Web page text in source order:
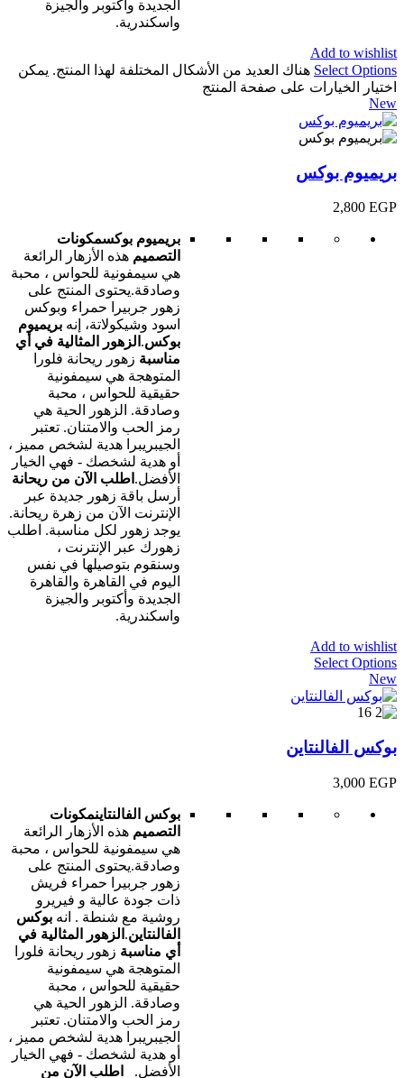
الجديدة وأكتوبر والجيزة
واسكندرية.
Add to wishlist
Select Options هناك العديد من الأشكال المختلفة لهذا المنتج. يمكن
اختيار الخيارات على صفحة المنتج
New
بريميوم بوكس
2,800 EGP
بريميوم بوكسمكونات
التصميم هذه الأزهار الرائعة
هي سيمفونية للحواس ، محبة
وصادقة.يحتوى المنتج على
زهور جربيرا حمراء وبوكس
اسود وشيكولاتة، إنه بريميوم
بوكس. الزهور المثالية في أي
مناسبة زهور ريحانة فلورا
المتوهجة هي سيمفونية
حقيقية للحواس ، محبة
وصادقة. الزهور الحية هي
رمز الحب والامتنان. تعتبر
الجيبريبرا هدية لشخص مميز ،
أو هدية لشخصك - فهي الخيار
الأفضل. اطلب الآن من ريحانة
أرسل باقة زهور جديدة عبر
الإنترنت الآن من زهرة ريحانة.
يوجد زهور لكل مناسبة. اطلب
زهورك عبر الإنترنت ،
وسنقوم بتوصيلها في نفس
اليوم في القاهرة والقاهرة
الجديدة وأكتوبر والجيزة
واسكندرية.
Add to wishlist
Select Options
New
بوكس الفالنتاين
3,000 EGP
بوكس الفالنتاينمكونات
التصميم هذه الأزهار الرائعة
هي سيمفونية للحواس ، محبة
وصادقة.يحتوى المنتج على
زهور جربيرا حمراء فريش
ذات جودة عالية و فيريرو
روشية مع شنطة . انه بوكس
الفالنتاين. الزهور المثالية في
أي مناسبة زهور ريحانة فلورا
المتوهجة هي سيمفونية
حقيقية للحواس ، محبة
وصادقة. الزهور الحية هي
رمز الحب والامتنان. تعتبر
الجيبريبرا هدية لشخص مميز ،
أو هدية لشخصك - فهي الخيار
الأفضل.
اطلب الآن من